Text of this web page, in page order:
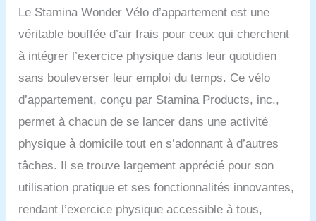
l'intensité de votre
entraînement en vélo. Le
moniteur d’entraînement
multifonction affiche le
temps d’entraînement, les
calories brûlées, la
vitesse et la distance.
et rembourrés pour un
confort optimal
produit est un accès
gratuit en ligne à 2 vidéos
entraînements sont
Le Stamina Wonder Vélo d’appartement est une
véritable bouffée d’air frais pour ceux qui cherchent
à intégrer l’exercice physique dans leur quotidien
sans bouleverser leur emploi du temps. Ce vélo
d’appartement, conçu par Stamina Products, inc.,
permet à chacun de se lancer dans une activité
physique à domicile tout en s’adonnant à d’autres
tâches. Il se trouve largement apprécié pour son
utilisation pratique et ses fonctionnalités innovantes,
rendant l’exercice physique accessible à tous,